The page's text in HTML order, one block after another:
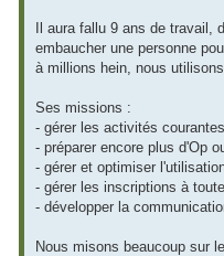
Il aura fallu 9 ans de travail,
embaucher une personne
à millions hein, nous
Ses missions :
- gérer les activités
- préparer encore plus d'Op
- gérer et optimiser
- gérer les inscriptions à
- développer la
Nous misons beaucoup sur